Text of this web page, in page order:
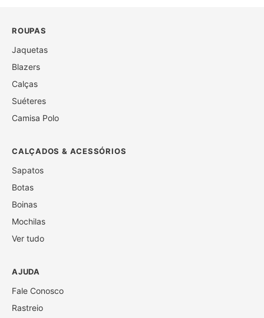
ROUPAS
Jaquetas
Blazers
Calças
Suéteres
Camisa Polo
CALÇADOS & ACESSÓRIOS
Sapatos
Botas
Boinas
Mochilas
Ver tudo
AJUDA
Fale Conosco
Rastreio